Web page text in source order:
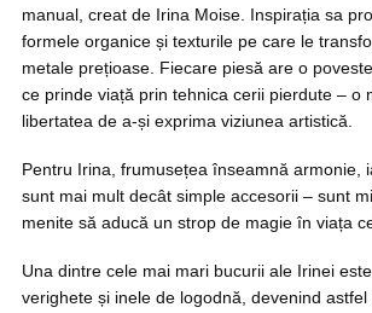
manual, creat de Irina Moise. Inspirația sa
formele organice și texturile pe care le
metale prețioase. Fiecare piesă are o
ce prinde viață prin tehnica cerii pierdute – o
libertatea de a-și exprima viziunea artistică.
Pentru Irina, frumusețea înseamnă armonie,
sunt mai mult decât simple accesorii – sunt
menite să aducă un strop de magie în viața
Una dintre cele mai mari bucurii ale Irinei
verighete și inele de logodnă, devenind